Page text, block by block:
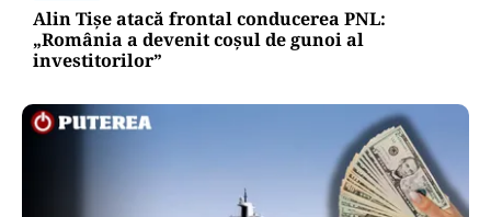
Alin Tișe atacă frontal conducerea PNL:
„România a devenit coșul de gunoi al
investitorilor”